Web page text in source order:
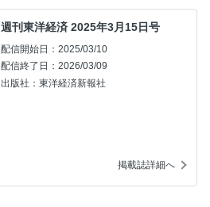
週刊東洋経済 2025年3月15日号
配信開始日：2025/03/10
配信終了日：2026/03/09
出版社：東洋経済新報社
掲載誌詳細へ